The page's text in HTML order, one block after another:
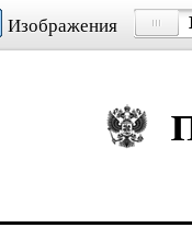
Изображения